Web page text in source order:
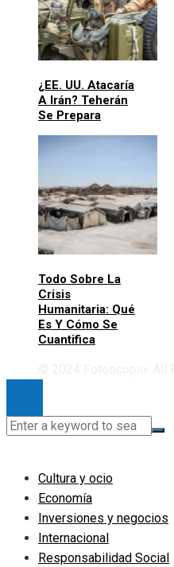
¿EE. UU. Atacaría
A Irán? Teherán
Se Prepara
Todo Sobre La
Crisis
Humanitaria: Qué
Es Y Cómo Se
Cuantifica
Cultura y ocio
Economía
Inversiones y negocios
Internacional
Responsabilidad Social